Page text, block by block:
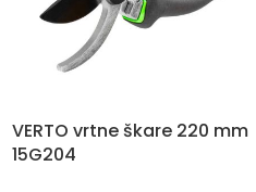
VERTO vrtne škare 220 mm
15G204